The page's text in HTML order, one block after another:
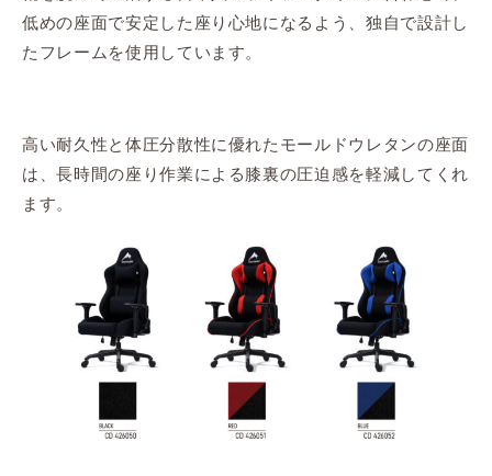
低めの座面で安定した座り心地になるよう、独自で設計し
たフレームを使用しています。
高い耐久性と体圧分散性に優れたモールドウレタンの座面
は、長時間の座り作業による膝裏の圧迫感を軽減してくれ
ます。